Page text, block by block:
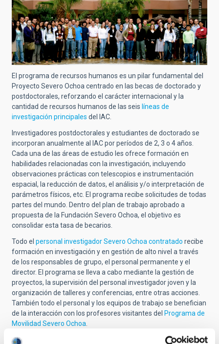
El programa de recursos humanos es un pilar fundamental del
Proyecto Severo Ochoa centrado en las becas de doctorado y
postdoctorales, reforzando el carácter internacional y la
cantidad de recursos humanos de las seis líneas de
investigación principales del IAC.
Investigadores postdoctorales y estudiantes de doctorado se
incorporan anualmente al IAC por períodos de 2, 3 o 4 años.
Cada una de las áreas de estudio les ofrece formación en
habilidades relacionadas con la investigación, incluyendo
observaciones prácticas con telescopios e instrumentación
espacial, la reducción de datos, el análisis y/o interpretación de
parámetros físicos, etc. El programa recibe solicitudes de todas
partes del mundo. Dentro del plan de trabajo aprobado a
propuesta de la Fundación Severo Ochoa, el objetivo es
consolidar esta tasa de becarios.
Todo el personal investigador Severo Ochoa contratado recibe
formación en investigación y en gestión de alto nivel a través
de los responsables de grupo, el personal permanente y el
director. El programa se lleva a cabo mediante la gestión de
proyectos, la supervisión del personal investigador joven y la
organización de talleres y conferencias, entre otras acciones.
También todo el personal y los equipos de trabajo se benefician
de la interacción con los profesores visitantes del Programa de
Movilidad Severo Ochoa
El IAC ofrece a todo el personal contratado facilidades